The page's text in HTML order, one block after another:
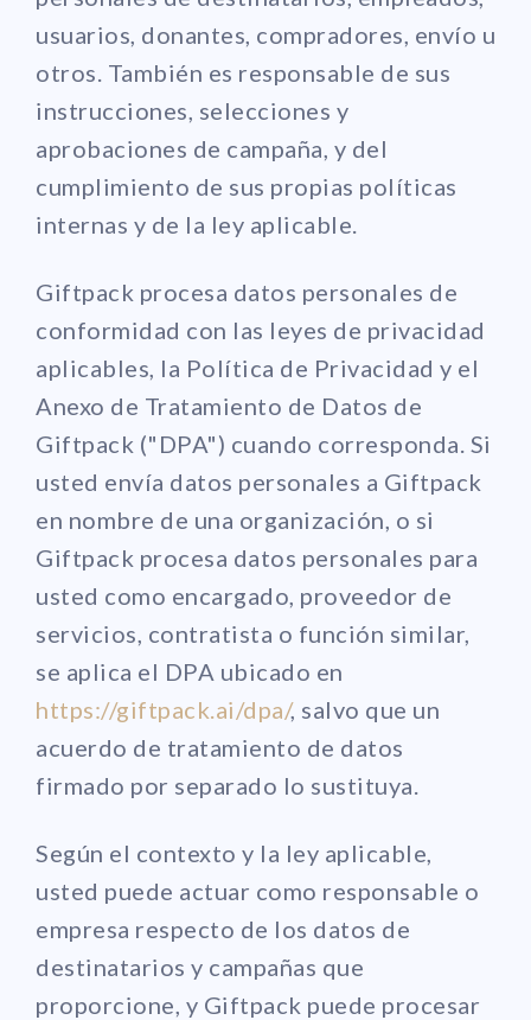
usuarios, donantes, compradores, envío u
otros. También es responsable de sus
instrucciones, selecciones y
aprobaciones de campaña, y del
cumplimiento de sus propias políticas
internas y de la ley aplicable.
Giftpack procesa datos personales de
conformidad con las leyes de privacidad
aplicables, la Política de Privacidad y el
Anexo de Tratamiento de Datos de
Giftpack ("DPA") cuando corresponda. Si
usted envía datos personales a Giftpack
en nombre de una organización, o si
Giftpack procesa datos personales para
usted como encargado, proveedor de
servicios, contratista o función similar,
se aplica el DPA ubicado en
https://giftpack.ai/dpa/, salvo que un
acuerdo de tratamiento de datos
firmado por separado lo sustituya.
Según el contexto y la ley aplicable,
usted puede actuar como responsable o
empresa respecto de los datos de
destinatarios y campañas que
proporcione, y Giftpack puede procesar